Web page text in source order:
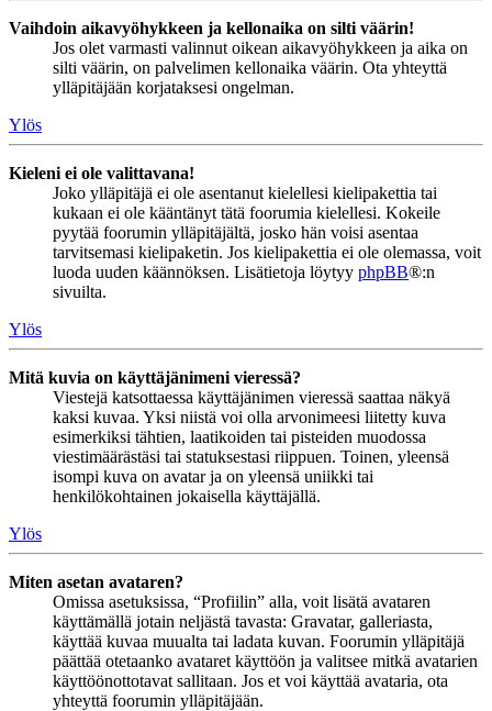
Vaihdoin aikavyöhykkeen ja kellonaika on silti väärin!
Jos olet varmasti valinnut oikean aikavyöhykkeen ja aika on
silti väärin, on palvelimen kellonaika väärin. Ota yhteyttä
ylläpitäjään korjataksesi ongelman.
Ylös
Kieleni ei ole valittavana!
Joko ylläpitäjä ei ole asentanut kielellesi kielipakettia tai
kukaan ei ole kääntänyt tätä foorumia kielellesi. Kokeile
pyytää foorumin ylläpitäjältä, josko hän voisi asentaa
tarvitsemasi kielipaketin. Jos kielipakettia ei ole olemassa, voit
luoda uuden käännöksen. Lisätietoja löytyy phpBB®:n
sivuilta.
Ylös
Mitä kuvia on käyttäjänimeni vieressä?
Viestejä katsottaessa käyttäjänimen vieressä saattaa näkyä
kaksi kuvaa. Yksi niistä voi olla arvonimeesi liitetty kuva
esimerkiksi tähtien, laatikoiden tai pisteiden muodossa
viestimäärästäsi tai statuksestasi riippuen. Toinen, yleensä
isompi kuva on avatar ja on yleensä uniikki tai
henkilökohtainen jokaisella käyttäjällä.
Ylös
Miten asetan avataren?
Omissa asetuksissa, “Profiilin” alla, voit lisätä avataren
käyttämällä jotain neljästä tavasta: Gravatar, galleriasta,
käyttää kuvaa muualta tai ladata kuvan. Foorumin ylläpitäjä
päättää otetaanko avataret käyttöön ja valitsee mitkä avatarien
käyttöönottotavat sallitaan. Jos et voi käyttää avataria, ota
yhteyttä foorumin ylläpitäjään.